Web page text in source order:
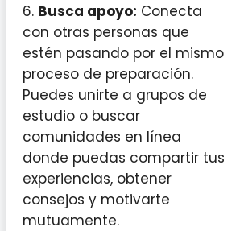
6. Busca apoyo: Conecta
con otras personas que
estén pasando por el mismo
proceso de preparación.
Puedes unirte a grupos de
estudio o buscar
comunidades en línea
donde puedas compartir tus
experiencias, obtener
consejos y motivarte
mutuamente.